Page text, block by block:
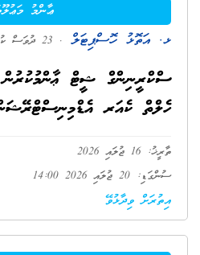
ޢާންމު
ޅ. އަތޮޅު ހޮސްޕިޓަލް . 23 ދުވަސް ކުރިން
ސްކްރީނިންގް ޝީޓް
ހެލްތް ކެއަރ
ތާރީޚު: 16 ޖުލައި 2026
ސުންގަޑި: 20 ޖުލައި 2026 14:00
އިތުރަށް ވިދާޅުވޭ